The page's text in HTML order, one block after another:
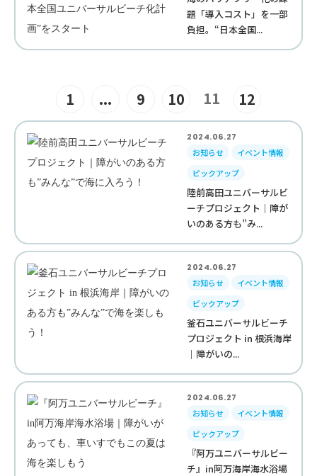
題「導入コスト」を一部
負担。“日本全国...
1 ... 9 10 11 12
2024.06.27
お知らせ
イベント情報
ピックアップ
陸前高田ユニバーサルビ
ーチプロジェクト｜障が
いのある方も”み...
2024.06.27
お知らせ
イベント情報
ピックアップ
釜石ユニバーサルビーチ
プロジェクト in 根浜海岸
｜障がいの...
2024.06.27
お知らせ
イベント情報
ピックアップ
『阿万ユニバーサルビー
チ』in阿万海岸海水浴場